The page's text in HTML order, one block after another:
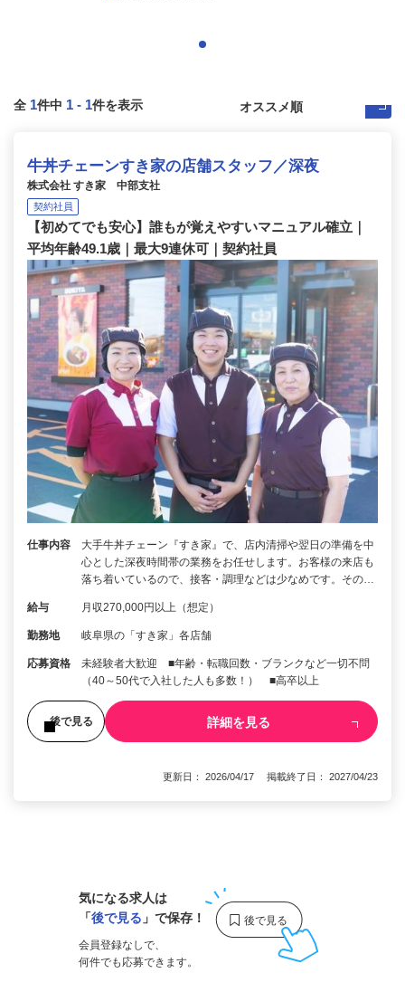
全 1件中 1 - 1件を表示
牛丼チェーンすき家の店舗スタッフ／深夜
株式会社 すき家 中部支社
契約社員
【初めてでも安心】誰もが覚えやすいマニュアル確立｜
平均年齢49.1歳｜最大9連休可｜契約社員
仕事内容
大手牛丼チェーン『すき家』で、店内清掃や翌日の準備を中
心とした深夜時間帯の業務をお任せします。お客様の来店も
落ち着いているので、接客・調理などは少なめです。その…
給与 月収270,000円以上（想定）
勤務地 岐阜県の「すき家」各店舗
応募資格
未経験者大歓迎 ■年齢・転職回数・ブランクなど一切不問
（40～50代で入社した人も多数！） ■高卒以上
後で見る 詳細を見る
更新日： 2026/04/17 掲載終了日： 2027/04/23
気になる求人は
「後で見る 」で保存！
会員登録なしで、
何件でも応募できます。